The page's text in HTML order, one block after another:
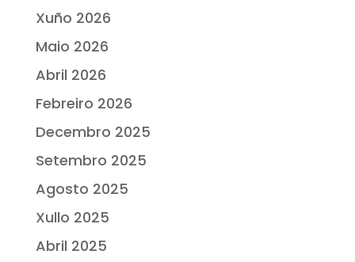
Xuño 2026
Maio 2026
Abril 2026
Febreiro 2026
Decembro 2025
Setembro 2025
Agosto 2025
Xullo 2025
Abril 2025